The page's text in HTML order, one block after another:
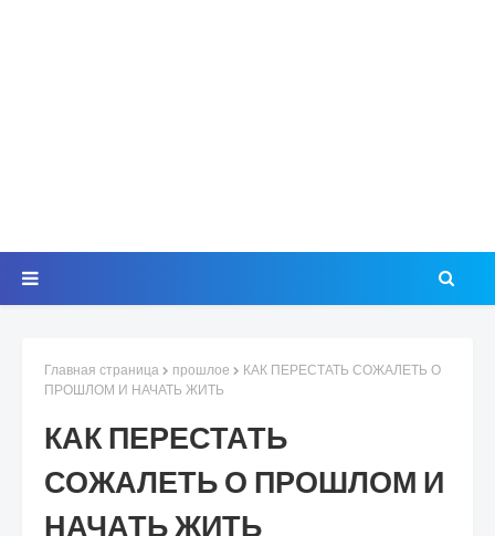
Главная страница прошлое
КАК ПЕРЕСТАТЬ СОЖАЛЕТЬ О
ПРОШЛОМ И НАЧАТЬ ЖИТЬ
КАК ПЕРЕСТАТЬ
СОЖАЛЕТЬ О ПРОШЛОМ И
НАЧАТЬ ЖИТЬ